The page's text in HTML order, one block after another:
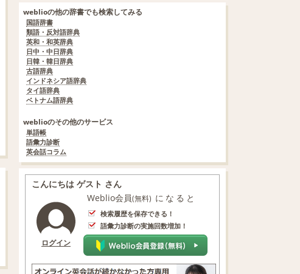
weblioの他の辞書でも検索してみる
国語辞書
類語・反対語辞典
英和・和英辞典
日中・中日辞典
日韓・韓日辞典
古語辞典
インドネシア語辞典
タイ語辞典
ベトナム語辞典
weblioのその他のサービス
単語帳
語彙力診断
英会話コラム
こんにちは ゲスト さん
ログイン
Weblio会員(無料) になると
検索履歴を保存できる！
語彙力診断の実施回数増加！